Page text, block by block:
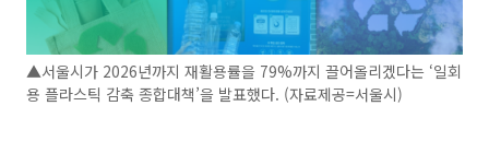
▲서울시가 2026년까지 재활용률을 79%까지 끌어올리겠다는 ‘일회
용 플라스틱 감축 종합대책’을 발표했다. (자료제공=서울시)